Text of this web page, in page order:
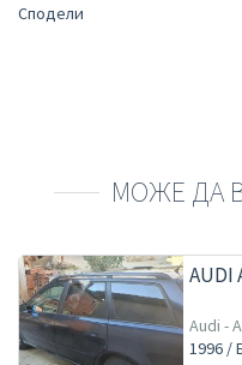
Сподели
МОЖЕ ДА
AUDI
Audi -
1996 /